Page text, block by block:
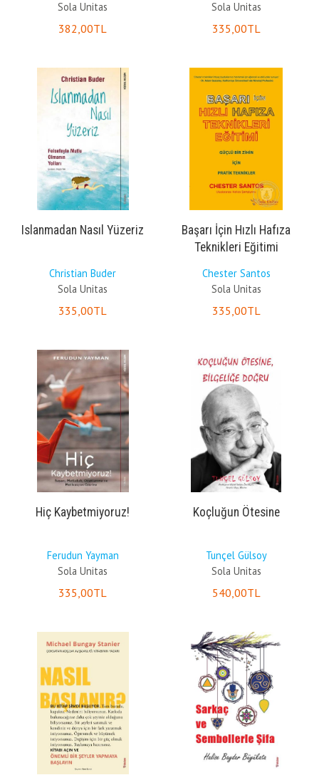
Sola Unitas
382 ,00TL
Sola Unitas
335 ,00TL
Islanmadan Nasıl Yüzeriz
Christian Buder
Sola Unitas
335 ,00TL
Başarı İçin Hızlı Hafıza
Teknikleri Eğitimi
Chester Santos
Sola Unitas
335 ,00TL
Hiç Kaybetmiyoruz!
Ferudun Yayman
Sola Unitas
335 ,00TL
Koçluğun Ötesine
Tunçel Gülsoy
Sola Unitas
540 ,00TL